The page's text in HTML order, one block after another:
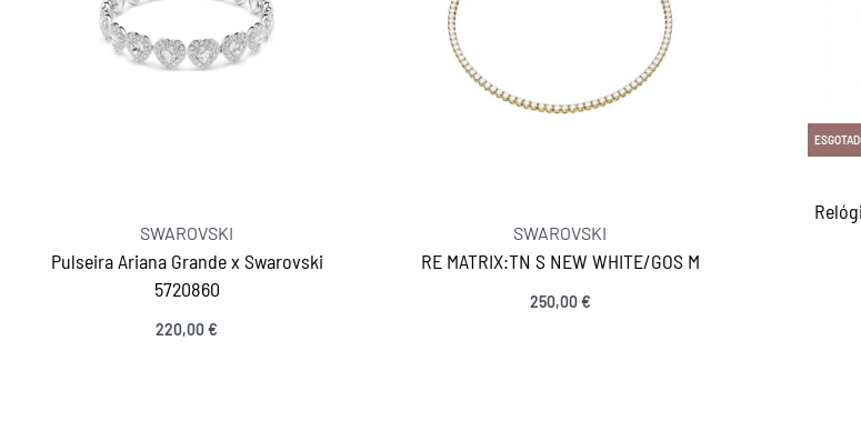
SWAROVSKI
Pulseira Ariana Grande x Swarovski
5720860
220,00€
SWAROVSKI
RE MATRIX:TN S NEW WHITE/GOS M
250,00€